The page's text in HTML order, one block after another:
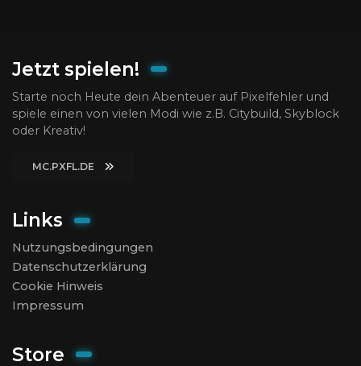
Jetzt spielen!
Starte noch Heute dein Abenteuer auf Pixelfehler und
spiele einen von vielen Modi wie z.B. Citybuild, Skyblock
oder Kreativ!
MC.PXFL.DE
Links
Nutzungsbedingungen
Datenschutzerklärung
Cookie Hinweis
Impressum
Store